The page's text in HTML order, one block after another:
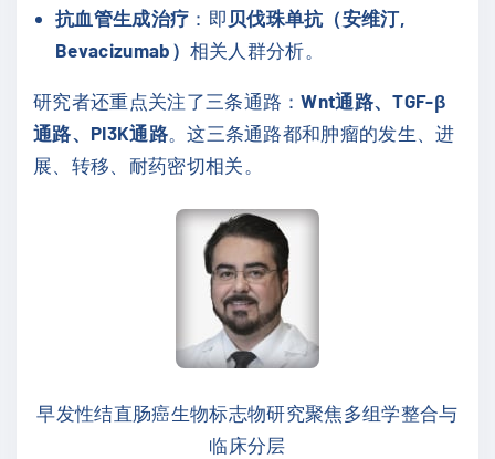
抗血管生成治疗 ：即 贝伐珠单抗（安维汀,
Bevacizumab） 相关人群分析。
研究者还重点关注了三条通路：Wnt通路、TGF-β
通路、PI3K通路。这三条通路都和肿瘤的发生、进
展、转移、耐药密切相关。
早发性结直肠癌生物标志物研究聚焦多组学整合与
临床分层